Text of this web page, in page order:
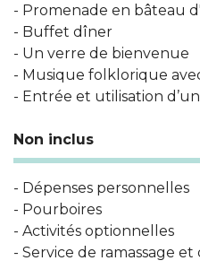
- Promenade en bâteau
- Buffet dîner
- Un verre de bienvenue
- Musique folklorique
- Entrée et utilisation
Non inclus
- Dépenses personnelles
- Pourboires
- Activités optionnelles
- Service de ramassage